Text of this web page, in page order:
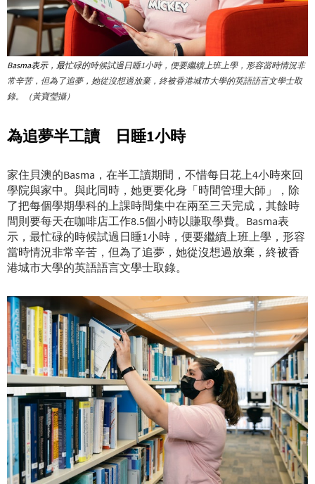
Basma表示，最忙碌的時候試過日睡1小時，便要繼續上班上學，形容當時情況非
常辛苦，但為了追夢，她從沒想過放棄，終被香港城市大學的英語語言文學士取
錄。（黃寶瑩攝）
為追夢半工讀 日睡1小時
家住貝澳的Basma，在半工讀期間，不惜每日花上4小時來回
學院與家中。與此同時，她更要化身「時間管理大師」，除
了把每個學期學科的上課時間集中在兩至三天完成，其餘時
間則要每天在咖啡店工作8.5個小時以賺取學費。Basma表
示，最忙碌的時候試過日睡1小時，便要繼續上班上學，形容
當時情況非常辛苦，但為了追夢，她從沒想過放棄，終被香
港城市大學的英語語言文學士取錄。